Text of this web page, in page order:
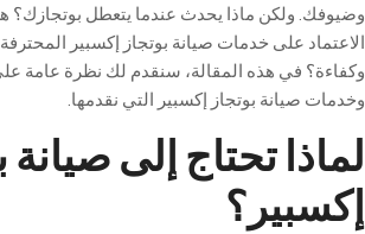
وضيوفك. ولكن ماذا يحدث عندما يتعطل بوتجازك؟
الاعتماد على خدمات صيانة بوتجاز إكسبير
وكفاءة؟ في هذه المقالة، سنقدم لك نظرة عامة
وخدمات صيانة بوتجاز إكسبير التي نقدمها.
لماذا تحتاج إلى صيانة
إكسبير؟